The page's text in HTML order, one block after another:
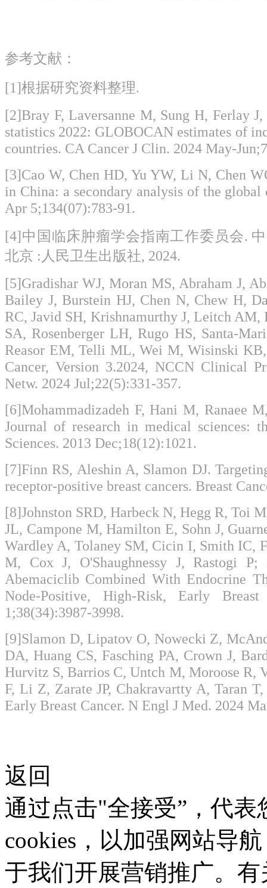
参考文献：
[1]根据研究资料整理.
[2]Bray F, Laversanne M, Sung H, Ferlay
statistics 2022: GLOBOCAN estimates of
countries. CA Cancer J Clin. 2024 May-
[3]Cao W, Chen HD, Yu YW, Li N, Chen
in China: a secondary analysis of the
Apr 5;134(07):783-91.
[4]中国临床肿瘤学会指南工作委员会.
北京 :人民卫生出版社, 2024.
[5]Gradishar WJ, Moran MS, Abraham J,
Bailey J, Burstein HJ, Chen N, Chew H,
RC, Javid SH, Krishnamurthy J, Leitch
SA, Rosenberger LH, Rugo HS, Santa-
Reasor EM, Telli ML, Wei M, Wisinski
Cancer, Version 3.2024, NCCN Clinical
Netw. 2024 Jul;22(5):331-357.
[6]Mohammadizadeh F, Hani M, Ranaee
Journal of research in medical
Sciences. 2013 Dec;18(12):1021.
[7]Finn RS, Aleshin A, Slamon DJ.
receptor-positive breast cancers. Breast
[8]Johnston SRD, Harbeck N, Hegg R, Toi
JL, Campone M, Hamilton E, Sohn J,
Wardley A, Tolaney SM, Cicin I, Smith IC,
M, Cox J, O'Shaughnessy J, Rastogi P;
Abemaciclib Combined With Endocrine
Node-Positive, High-Risk, Early
1;38(34):3987-3998.
[9]Slamon D, Lipatov O, Nowecki Z,
DA, Huang CS, Fasching PA, Crown J,
Hurvitz S, Barrios C, Untch M, Moroose R,
F, Li Z, Zarate JP, Chakravartty A, Taran
Early Breast Cancer. N Engl J Med. 2024
返回
通过点击"全接受”，代
cookies，以加强网站导
于我们开展营销推广。